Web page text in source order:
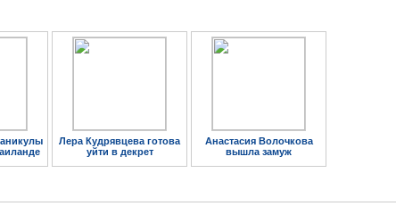
Лера Кудрявцева готова
уйти в декрет
Анастасия Волочкова
вышла замуж